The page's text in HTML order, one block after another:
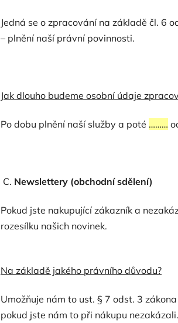
Jedná se o zpracování na základě čl. 6
– plnění naší právní povinnosti.
Jak dlouho budeme osobní údaje
Po dobu plnění naší služby a poté ………
C. Newslettery (obchodní sdělení)
Pokud jste nakupující zákazník a
rozesílku našich novinek.
Na základě jakého právního důvodu?
Umožňuje nám to ust. § 7 odst. 3
pokud jste nám to při nákupu nezakázali.